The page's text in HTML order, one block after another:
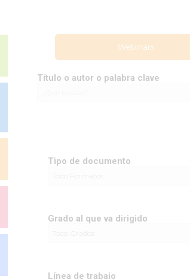
Webinars
Título o autor o palabra clave
Tipo de documento
Grado al que va dirigido
Línea de trabajo